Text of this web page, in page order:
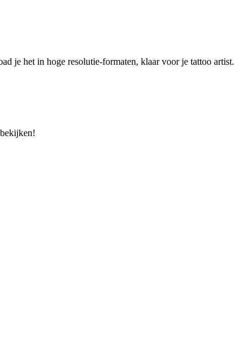
je het in hoge resolutie-formaten, klaar voor je tattoo artist.